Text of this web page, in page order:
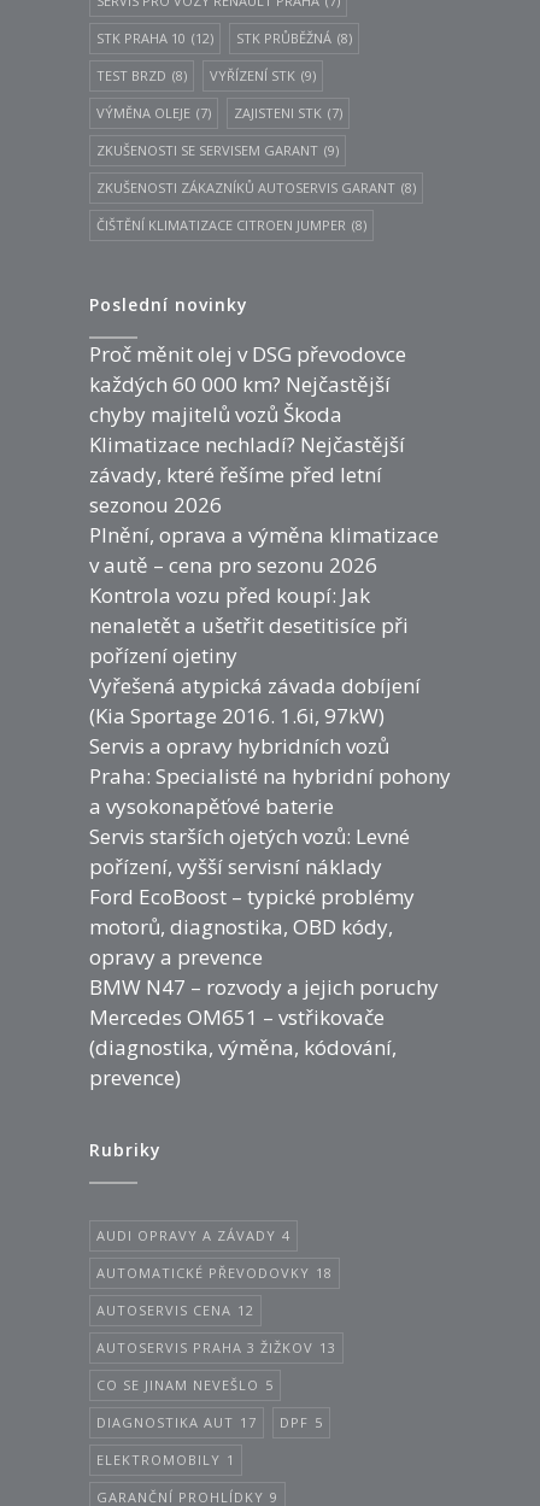
STK PRAHA 10 (12) STK PRŮBĚŽNÁ (8)
TEST BRZD (8) VYŘÍZENÍ STK (9)
VÝMĚNA OLEJE (7) ZAJISTENI STK (7)
ZKUŠENOSTI SE SERVISEM GARANT (9)
ZKUŠENOSTI ZÁKAZNÍKŮ AUTOSERVIS GARANT (8)
ČIŠTĚNÍ KLIMATIZACE CITROEN JUMPER (8)
Poslední novinky
Proč měnit olej v DSG převodovce
každých 60 000 km? Nejčastější
chyby majitelů vozů Škoda
Klimatizace nechladí? Nejčastější
závady, které řešíme před letní
sezonou 2026
Plnění, oprava a výměna klimatizace
v autě – cena pro sezonu 2026
Kontrola vozu před koupí: Jak
nenaletět a ušetřit desetitisíce při
pořízení ojetiny
Vyřešená atypická závada dobíjení
(Kia Sportage 2016. 1.6i, 97kW)
Servis a opravy hybridních vozů
Praha: Specialisté na hybridní pohony
a vysokonapěťové baterie
Servis starších ojetých vozů: Levné
pořízení, vyšší servisní náklady
Ford EcoBoost – typické problémy
motorů, diagnostika, OBD kódy,
opravy a prevence
BMW N47 – rozvody a jejich poruchy
Mercedes OM651 – vstřikovače
(diagnostika, výměna, kódování,
prevence)
Rubriky
AUDI OPRAVY A ZÁVADY 4
AUTOMATICKÉ PŘEVODOVKY 18
AUTOSERVIS CENA 12
AUTOSERVIS PRAHA 3 ŽIŽKOV 13
CO SE JINAM NEVEŠLO 5
DIAGNOSTIKA AUT 17 DPF 5
ELEKTROMOBILY 1
GARANČNÍ PROHLÍDKY 9